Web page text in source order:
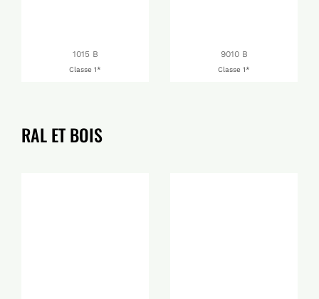
1015 B
Classe 1*
9010 B
Classe 1*
RAL ET BOIS